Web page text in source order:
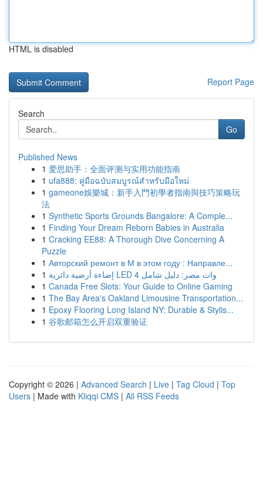
HTML is disabled
Report Page
Search
Go
Published News
1 爱思助手：全面评测与实用功能指南
1 ufa888: คู่มือฉบับสมบูรณ์สำหรับมือใหม่
1 gameone娛樂城：新手入門初學者指南與技巧策略玩
法
1 Synthetic Sports Grounds Bangalore: A Comple...
1 Finding Your Dream Reborn Babies in Australia
1 Cracking EE88: A Thorough Dive Concerning A
Puzzle
1 Авторский ремонт в М в этом году : Направле...
1
إضاءة أرضية دائرية LED 4 وات مصر: دليل شامل
1 Canada Free Slots: Your Guide to Online Gaming
1 The Bay Area's Oakland Limousine Transportation...
1 Epoxy Flooring Long Island NY: Durable & Stylis...
1 谷歌邮箱怎么开启双重验证
Copyright © 2026 | Advanced Search | Live | Tag Cloud | Top
Users | Made with Kliqqi CMS | All RSS Feeds